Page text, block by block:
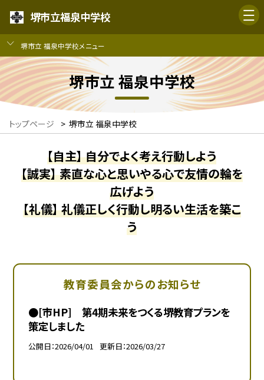
堺市立福泉中学校
堺市立 福泉中学校メニュー
堺市立 福泉中学校
トップページ > 堺市立 福泉中学校
【自主】 自分でよく考え行動しよう
【誠実】 素直な心と思いやる心で友情の輪を
広げよう
【礼儀】 礼儀正しく行動し明るい生活を築こ
う
教育委員会からのお知らせ
●[市HP] 第4期未来をつくる堺教育プランを
策定しました
公開日 2026/04/01 更新日 2026/03/27